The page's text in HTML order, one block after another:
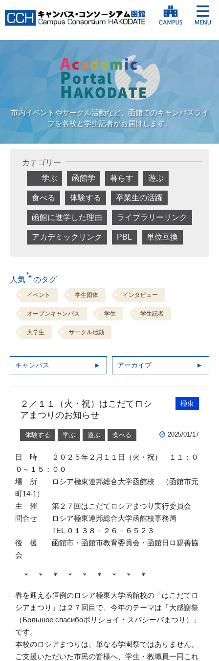
市内イベントやサークル活動など、函館でのキャンパスライ
フを各校と学生記者がお届けします。
カテゴリー
学ぶ
函館学 暮らす 遊ぶ
食べる 体験する 卒業生の活躍
函館に進学した理由 ライブラリーリンク
アカデミックリンク PBL 単位互換
人気 のタグ
イベント 学生団体 インタビュー
オープンキャンパス 学生 学生記者
大学生 サークル活動
キャンパス アーカイブ
２／１１（火・祝）はこだてロシ
アまつりのお知らせ
極東
体験する 学ぶ 遊ぶ 食べる 2025/01/17
日 時 ２０２５年２月１１日（火・祝） １１：０
０～１５：００
場 所 ロシア極東連邦総合大学函館校 （函館市元
町14-1）
主 催 第２７回はこだてロシアまつり実行委員会
問合せ ロシア極東連邦総合大学函館校事務局
TEL ０１３８－２６－６５２３
後 援 函館市・函館市教育委員会・函館日ロ親善協
会
＊ ＊ ＊ ＊ ＊ ＊ ＊ ＊ ＊
春を迎える恒例のロシア極東大学函館校の「はこだてロ
シアまつり」は２７回目で、今年のテーマは「大感謝祭
（Большое спасибоボリショイ・スパシーバまつり）」
です。
本校のロシアまつりは、単なる学園祭ではありません。
ご支援いただいた市民の皆様へ、学生・教職員一同これ